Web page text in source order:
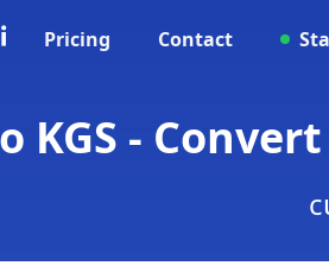
Pricing Contact
KGS -